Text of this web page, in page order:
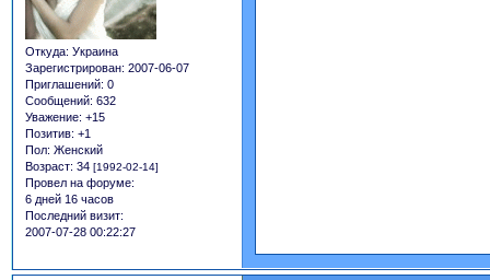
Откуда: Украина
Зарегистрирован: 2007-06-07
Приглашений: 0
Сообщений: 632
Уважение: +15
Позитив: +1
Пол: Женский
Возраст: 34 [1992-02-14]
Провел на форуме:
6 дней 16 часов
Последний визит:
2007-07-28 00:22:27